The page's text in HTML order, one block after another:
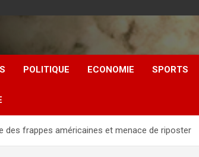
POLITIQUE ECONOMIE SPORTS
des frappes américaines et menace de riposter